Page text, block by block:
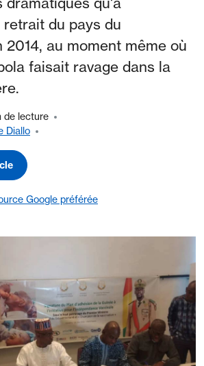
du pays du
2014, au moment même où
faisait ravage dans la
de lecture
Diallo
Google préférée